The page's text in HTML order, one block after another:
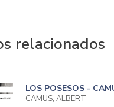
relacionados
LOS POSESOS -
CAMUS, ALBERT